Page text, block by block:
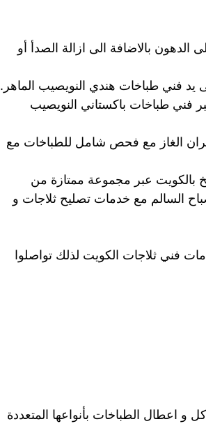
بالاضافة الى ازالة الصدأ أو
فني طباخات هندي النويصيب الماهر.
فني طباخات باكستاني النويصيب
الغاز مع فحص شامل للطباخات مع
بالكويت عبر مجموعة ممتازة من
صباح السالم مع خدمات تصليح ثلاجات و
فني ثلاجات الكويت لذلك تواصلوا
و اعطال الطباخات بأنواعها المتعددة